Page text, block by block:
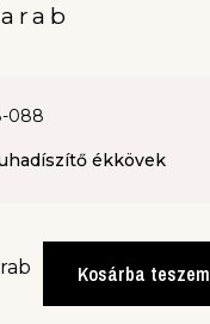
088
ékkövek
Kosárba teszem